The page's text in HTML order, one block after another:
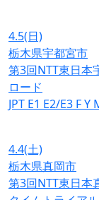
4.5(日)
栃木県宇都宮市
第3回NTT東日本
ロード
JPT E1 E2/E3 FY
4.4(土)
栃木県真岡市
第3回NTT東日本